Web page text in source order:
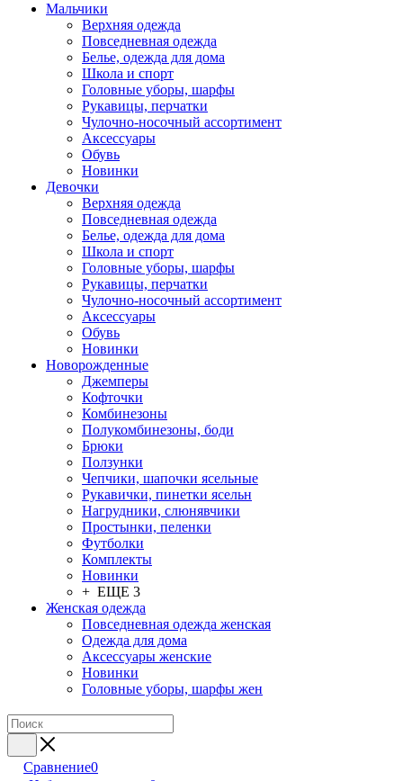
Мальчики
Верхняя одежда
Повседневная одежда
Белье, одежда для дома
Школа и спорт
Головные уборы, шарфы
Рукавицы, перчатки
Чулочно-носочный ассортимент
Аксессуары
Обувь
Новинки
Девочки
Верхняя одежда
Повседневная одежда
Белье, одежда для дома
Школа и спорт
Головные уборы, шарфы
Рукавицы, перчатки
Чулочно-носочный ассортимент
Аксессуары
Обувь
Новинки
Новорожденные
Джемперы
Кофточки
Комбинезоны
Полукомбинезоны, боди
Брюки
Ползунки
Чепчики, шапочки ясельные
Рукавички, пинетки ясельн
Нагрудники, слюнявчики
Простынки, пеленки
Футболки
Комплекты
Новинки
+ ЕЩЕ 3
Женская одежда
Повседневная одежда женская
Одежда для дома
Аксессуары женские
Новинки
Головные уборы, шарфы жен
Сравнение0